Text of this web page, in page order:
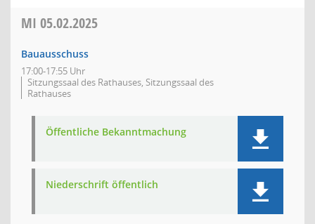
MI 05.02.2025
Bauausschuss
17:00-17:55 Uhr
Sitzungssaal des Rathauses, Sitzungssaal des
Rathauses
Öffentliche Bekanntmachung
Niederschrift öffentlich